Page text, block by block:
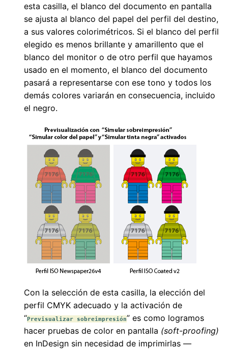
esta casilla, el blanco del documento en pantalla
se ajusta al blanco del papel del perfil del destino,
a sus valores colorimétricos. Si el blanco del perfil
elegido es menos brillante y amarillento que el
blanco del monitor o de otro perfil que hayamos
usado en el momento, el blanco del documento
pasará a representarse con ese tono y todos los
demás colores variarán en consecuencia, incluido
el negro.
Con la selección de esta casilla, la elección del
perfil CMYK adecuado y la activación de
“Previsualizar sobreimpresión” es como logramos
hacer pruebas de color en pantalla (soft-proofing)
en InDesign sin necesidad de imprimirlas —